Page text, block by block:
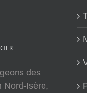
des
Nord-Isère,